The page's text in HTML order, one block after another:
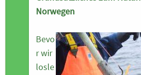
Norwegen
Bevo
r wir
losle